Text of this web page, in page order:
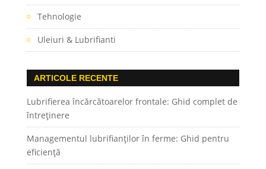
Tehnologie
Uleiuri & Lubrifianti
ARTICOLE RECENTE
Lubrifierea încărcătoarelor frontale: Ghid complet de
întreținere
Managementul lubrifianților în ferme: Ghid pentru
eficiență